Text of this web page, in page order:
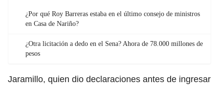
¿Por qué Roy Barreras estaba en el último consejo de ministros
en Casa de Nariño?
¿Otra licitación a dedo en el Sena? Ahora de 78.000 millones de
pesos
Jaramillo, quien dio declaraciones antes de ingresar